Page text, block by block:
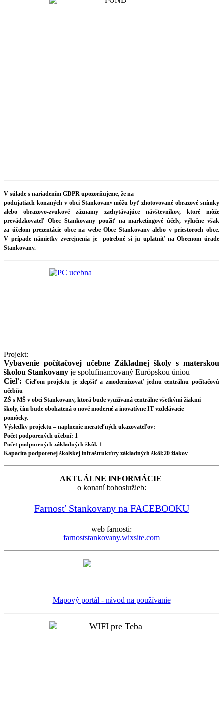
V súlade s nariadením GDPR upozorňujeme, že na
podujatiach konaných v obci Stankovany môžu byť zhotovované obrazové snímky
alebo obrazovo-zvukové záznamy zachytávajúce návštevníkov, ktoré môže
prevádzkovateľ Obec Stankovany použiť na marketingové účely, výlučne však
za účelom prezentácie obce na webe Obce Stankovany alebo v priestoroch obce.
V prípade námietky zverejnenia je potrebné si ju uplatniť na Obecnom úrade
Stankovany.
Projekt:
Vybavenie počítačovej učebne Základnej školy s materskou
školou Stankovany je spolufinancovaný Európskou úniou
Cieľ: Cieľom projektu je zlepšiť a zmodernizovať jednu centrálnu počítačovú
učebňu
ZŠ s MŠ v obci Stankovany, ktorá bude využívaná centrálne všetkými žiakmi
školy, čím bude obohatená o nové moderné a inovatívne IT vzdelávacie
pomôcky.
Výsledky projektu – naplnenie merateľných ukazovateľov:
Počet podporených učební: 1
Počet podporených základných škôl: 1
Kapacita podporenej školskej infraštruktúry základných škôl:20 žiakov
AKTUÁLNE INFORMÁCIE
o konaní bohoslužieb:
Farnosť Stankovany na FACEBOOKU
web farnosti:
farnoststankovany.wixsite.com
Mapový portál - návod na používanie